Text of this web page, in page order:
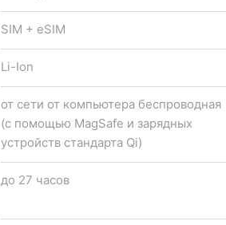
SIM + eSIM
Li-Ion
от сети от компьютера беспроводная
(с помощью MagSafe и зарядных
устройств стандарта Qi)
до 27 часов